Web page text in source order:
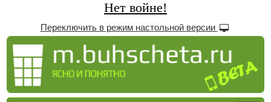
Нет войне!
Переключить в режим настольной версии